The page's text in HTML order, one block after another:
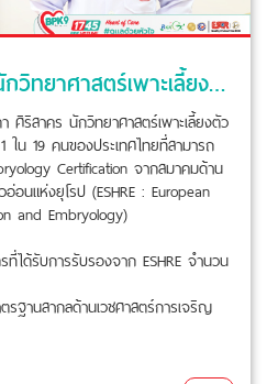
ขอแสดงความยินดีกับนักวิทยาศาสตร์​เพาะเลี้ยง​ตัวอ่อน ​BPK9 1 ใน 19 คนของประเทศไทยที่สามารถสอบผ่านการรับรอง Clinical Embryology Certification จาก ESHRE
สาคร​ นักวิทยาศาสตร์​เพาะเลี้ยง​ตัว
ใน 19 คนของประเทศไทยที่สามารถ
Certification จากสมาคมด้าน
อนแห่งยุโรป (ESHRE : European
and Embryology)
ที่ได้รับการรับรองจาก ESHRE จำนวน
รฐานสากลด้านเวชศาสตร์การเจริญ